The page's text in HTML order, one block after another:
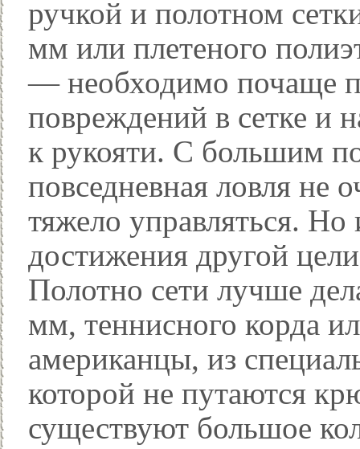
ручкой и полотном
мм или плетеного
— необходимо почаще
повреждений в сетке и
к рукояти. С большим
повседневная ловля
тяжело управляться.
достижения другой
Полотно сети лучше
мм, теннисного корда
американцы, из
которой не путаются
существуют большое